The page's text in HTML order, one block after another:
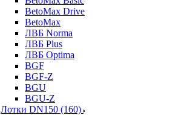
BetoMax Drive
BetoMax
ЛВБ Norma
ЛВБ Plus
ЛВБ Optima
BGF
BGF-Z
BGU
BGU-Z
Лотки DN150 (160)